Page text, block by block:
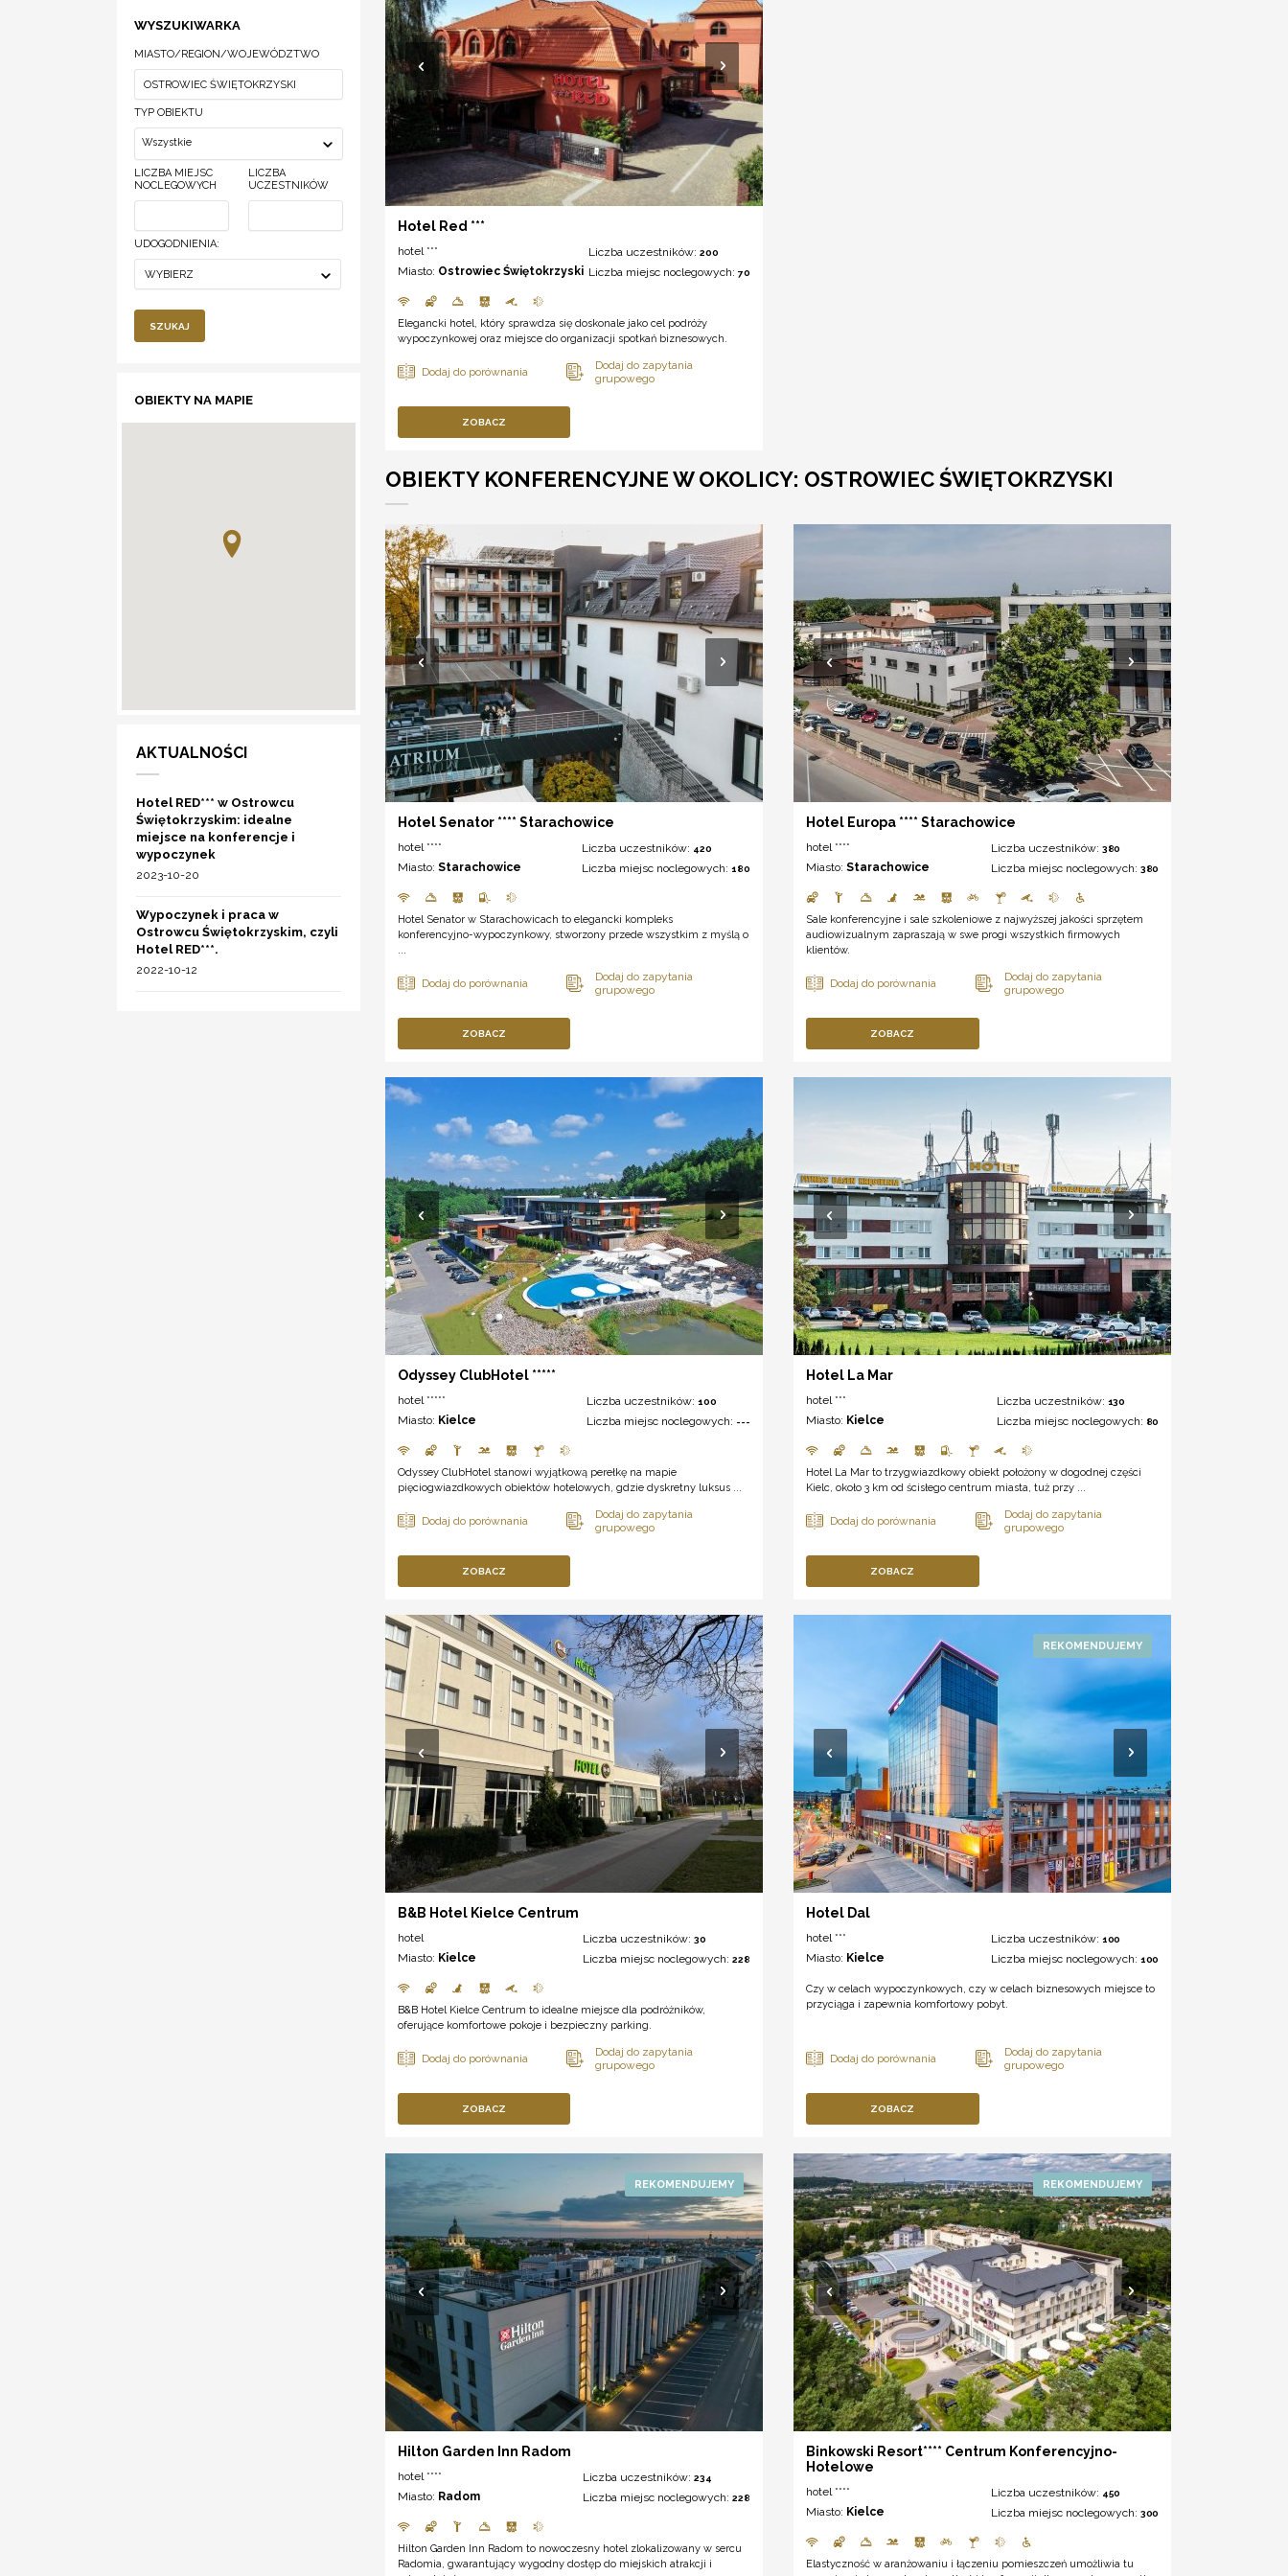
WYSZUKIWARKA
MIASTO/REGION/WOJEWÓDZTWO
TYP OBIEKTU
Wszystkie
LICZBA MIEJSC
NOCLEGOWYCH
LICZBA
UCZESTNIKÓW
UDOGODNIENIA:
WYBIERZ
SZUKAJ
OBIEKTY NA MAPIE
AKTUALNOŚCI
Hotel RED*** w Ostrowcu
Świętokrzyskim: idealne
miejsce na konferencje i
wypoczynek
2023-10-20
Wypoczynek i praca w
Ostrowcu Świętokrzyskim, czyli
Hotel RED***.
2022-10-12
Hotel Red ***
hotel ***
Miasto: Ostrowiec Świętokrzyski
Liczba uczestników:200
Liczba miejsc noclegowych:70
Elegancki hotel, który sprawdza się doskonale jako cel podróży
wypoczynkowej oraz miejsce do organizacji spotkań biznesowych.
ZOBACZ
OBIEKTY KONFERENCYJNE W OKOLICY: OSTROWIEC ŚWIĘTOKRZYSKI
Hotel Senator **** Starachowice
hotel ****
Miasto: Starachowice
Liczba uczestników: 420
Liczba miejsc noclegowych:180
Hotel Senator w Starachowicach to elegancki kompleks
konferencyjno-wypoczynkowy, stworzony przede wszystkim z myślą o
...
ZOBACZ
Hotel Europa **** Starachowice
hotel ****
Miasto:Starachowice
Liczba uczestników: 380
Liczba miejsc noclegowych: 380
Sale konferencyjne i sale szkoleniowe z najwyższej jakości sprzętem
audiowizualnym zapraszają w swe progi wszystkich firmowych
klientów.
ZOBACZ
Odyssey ClubHotel *****
hotel *****
Miasto: Kielce
Liczba uczestników:100
Liczba miejsc noclegowych: ---
Odyssey ClubHotel stanowi wyjątkową perełkę na mapie
pięciogwiazdkowych obiektów hotelowych, gdzie dyskretny luksus ...
ZOBACZ
Hotel La Mar
hotel ***
Miasto: Kielce
Liczba uczestników: 130
Liczba miejsc noclegowych: 80
Hotel La Mar to trzygwiazdkowy obiekt położony w dogodnej części
Kielc, około 3 km od ścisłego centrum miasta, tuż przy ...
ZOBACZ
B&B Hotel Kielce Centrum
hotel
Miasto: Kielce
Liczba uczestników:30
Liczba miejsc noclegowych:228
B&B Hotel Kielce Centrum to idealne miejsce dla podróżników,
oferujące komfortowe pokoje i bezpieczny parking.
ZOBACZ
Hotel Dal
hotel ***
Miasto: Kielce
Liczba uczestników: 100
Liczba miejsc noclegowych: 100
Czy w celach wypoczynkowych, czy w celach biznesowych miejsce to
przyciąga i zapewnia komfortowy pobyt.
ZOBACZ
Hilton Garden Inn Radom
hotel ****
Miasto: Radom
Liczba uczestników:234
Liczba miejsc noclegowych:228
Hilton Garden Inn Radom to nowoczesny hotel zlokalizowany w sercu
Radomia, gwarantujący wygodny dostęp do miejskich atrakcji i
Binkowski Resort**** Centrum Konferencyjno-
Hotelowe
hotel ****
Miasto: Kielce
Liczba uczestników: 450
Liczba miejsc noclegowych: 300
Elastyczność w aranżowaniu i łączeniu pomieszczeń umożliwia tu